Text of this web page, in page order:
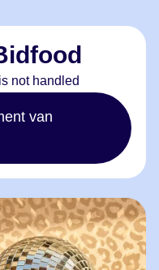
not handled
van